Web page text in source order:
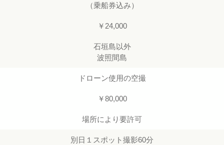
（乗船券込み）
￥24,000
石垣島以外
波照間島
ドローン使用の空撮
￥80,000
場所により要許可
別日１スポット撮影60分